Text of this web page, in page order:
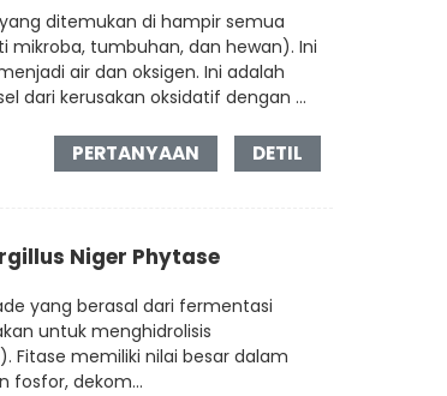
ditemukan di hampir semua
mikroba, tumbuhan, dan hewan). Ini
air dan oksigen. Ini adalah
dari kerusakan oksidatif dengan ...
PERTANYAAN DETIL
Niger Phytase
yang berasal dari fermentasi
untuk menghidrolisis
memiliki nilai besar dalam
fosfor, dekom...